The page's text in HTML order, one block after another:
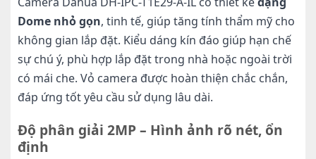
Dome nhỏ gọn, tinh tế, giúp tăng tính thẩm mỹ cho
không gian lắp đặt. Kiểu dáng kín đáo giúp hạn chế
sự chú ý, phù hợp lắp đặt trong nhà hoặc ngoài trời
có mái che. Vỏ camera được hoàn thiện chắc chắn,
đáp ứng tốt yêu cầu sử dụng lâu dài.
Độ phân giải 2MP – Hình ảnh rõ nét, ổn
định